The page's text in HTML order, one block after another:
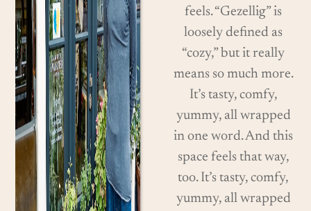
feels. “Gezellig” is
loosely defined as
“cozy,” but it really
means so much more.
It’s tasty, comfy,
yummy, all wrapped
in one word. And this
space feels that way,
too. It’s tasty, comfy,
yummy, all wrapped